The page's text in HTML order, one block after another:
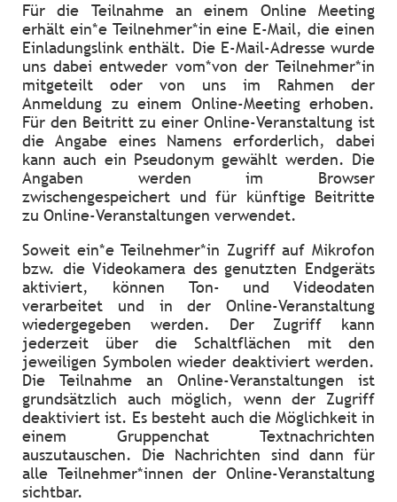
Für die Teilnahme an einem Online Meeting
erhält ein*e Teilnehmer*in eine E-Mail, die einen
Einladungslink enthält. Die E-Mail-Adresse wurde
uns dabei entweder vom*von der Teilnehmer*in
mitgeteilt oder von uns im Rahmen der
Anmeldung zu einem Online-Meeting erhoben.
Für den Beitritt zu einer Online-Veranstaltung ist
die Angabe eines Namens erforderlich, dabei
kann auch ein Pseudonym gewählt werden. Die
Angaben werden im Browser
zwischengespeichert und für künftige Beitritte
zu Online-Veranstaltungen verwendet.
Soweit ein*e Teilnehmer*in Zugriff auf Mikrofon
bzw. die Videokamera des genutzten Endgeräts
aktiviert, können Ton- und Videodaten
verarbeitet und in der Online-Veranstaltung
wiedergegeben werden. Der Zugriff kann
jederzeit über die Schaltflächen mit den
jeweiligen Symbolen wieder deaktiviert werden.
Die Teilnahme an Online-Veranstaltungen ist
grundsätzlich auch möglich, wenn der Zugriff
deaktiviert ist. Es besteht auch die Möglichkeit in
einem Gruppenchat Textnachrichten
auszutauschen. Die Nachrichten sind dann für
alle Teilnehmer*innen der Online-Veranstaltung
sichtbar.